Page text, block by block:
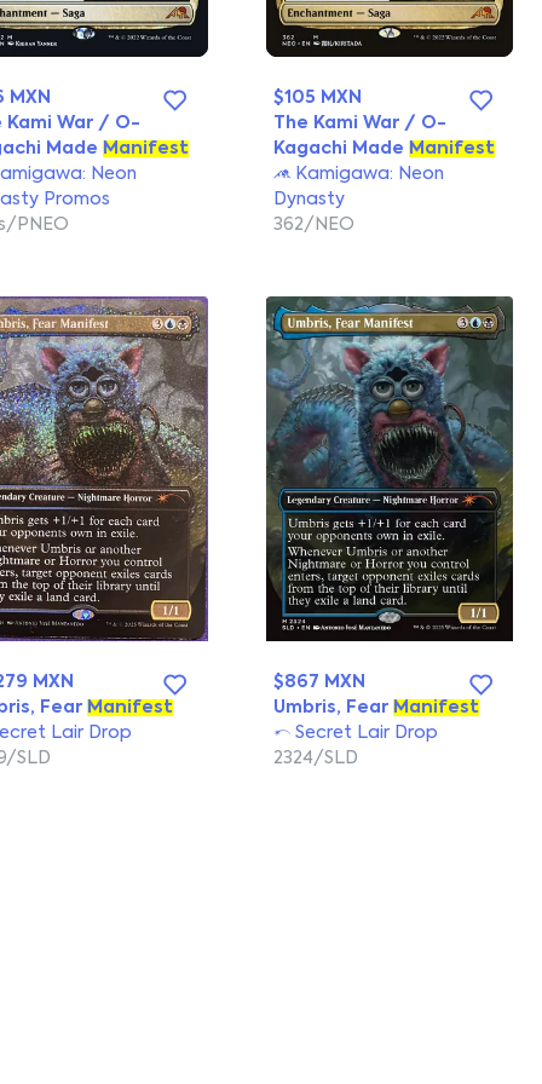
MXN
Kami War / O-
Made Manifest
Neon
Promos
PNEO
$105 MXN
The Kami War / O-
Kagachi Made Manifest
Kamigawa: Neon
Dynasty
362/NEO
MXN
Fear Manifest
Lair Drop
SLD
$867 MXN
Umbris, Fear Manifest
Secret Lair Drop
2324/SLD